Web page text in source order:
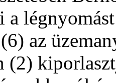
a
az
(2)